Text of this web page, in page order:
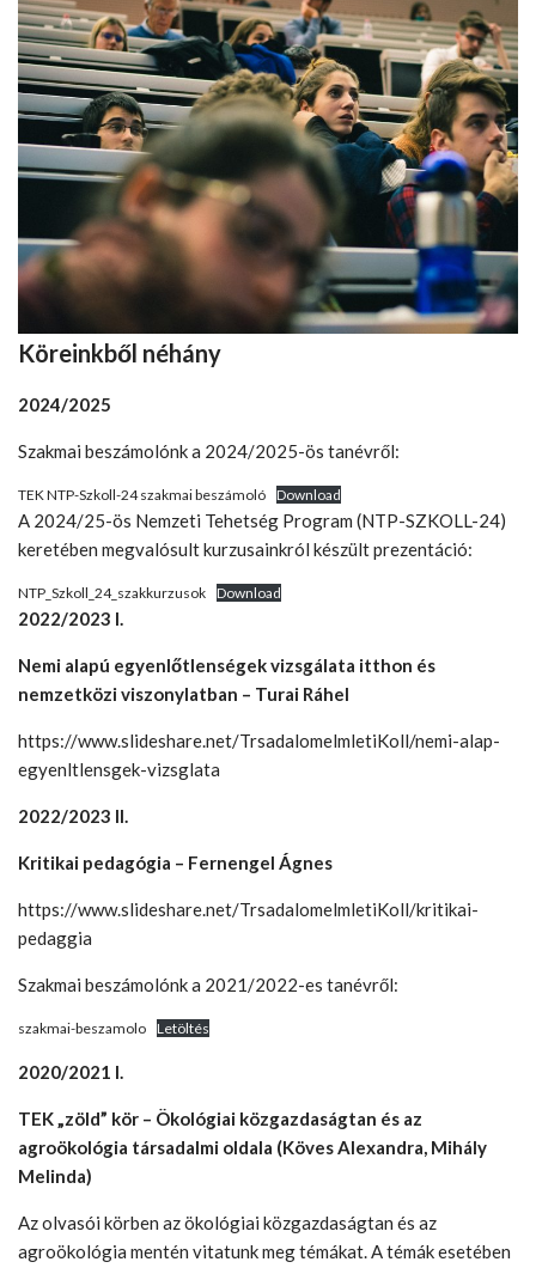
Köreinkből néhány
2024/2025
Szakmai beszámolónk a 2024/2025-ös tanévről:
TEK NTP-Szkoll-24 szakmai beszámoló Download
A 2024/25-ös Nemzeti Tehetség Program (NTP-SZKOLL-24)
keretében megvalósult kurzusainkról készült prezentáció:
NTP_Szkoll_24_szakkurzusok Download
2022/2023 I.
Nemi alapú egyenlőtlenségek vizsgálata itthon és
nemzetközi viszonylatban – Turai Ráhel
https://www.slideshare.net/TrsadalomelmletiKoll/nemi-alap-
egyenltlensgek-vizsglata
2022/2023 II.
Kritikai pedagógia – Fernengel Ágnes
https://www.slideshare.net/TrsadalomelmletiKoll/kritikai-
pedaggia
Szakmai beszámolónk a 2021/2022-es tanévről:
szakmai-beszamolo Letöltés
2020/2021 I.
TEK „zöld” kör – Ökológiai közgazdaságtan és az
agroökológia társadalmi oldala (Köves Alexandra, Mihály
Melinda)
Az olvasói körben az ökológiai közgazdaságtan és az
agroökológia mentén vitatunk meg témákat. A témák esetében